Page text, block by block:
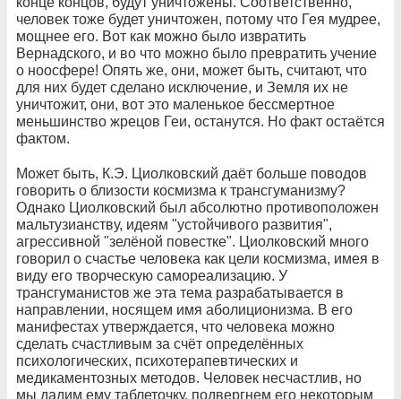
человек тоже будет уничтожен, потому что Гея мудрее,
мощнее его. Вот как можно было извратить
Вернадского, и во что можно было превратить учение
о ноосфере! Опять же, они, может быть, считают, что
для них будет сделано исключение, и Земля их не
уничтожит, они, вот это маленькое бессмертное
меньшинство жрецов Геи, останутся. Но факт остаётся
фактом.
Может быть, К.Э. Циолковский даёт больше поводов
говорить о близости космизма к трансгуманизму?
Однако Циолковский был абсолютно противоположен
мальтузианству, идеям "устойчивого развития",
агрессивной "зелёной повестке". Циолковский много
говорил о счастье человека как цели космизма, имея в
виду его творческую самореализацию. У
трансгуманистов же эта тема разрабатывается в
направлении, носящем имя аболиционизма. В его
манифестах утверждается, что человека можно
сделать счастливым за счёт определённых
психологических, психотерапевтических и
медикаментозных методов. Человек несчастлив, но
мы дадим ему таблеточку, подвергнем его некоторым